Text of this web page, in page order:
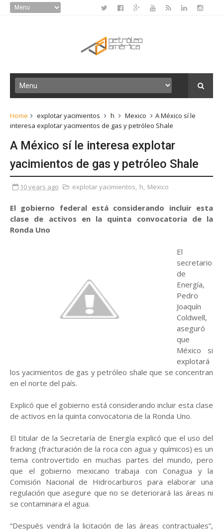
Home explotar yacimientos h Mexico
A México sí le
interesa explotar yacimientos de gas y petróleo Shale
A México sí le interesa explotar
yacimientos de gas y petróleo Shale
10 years ago explotar yacimientos, h, Mexico
El gobierno federal está considerando incluir esta
clase de activos en la quinta convocatoria de la
Ronda Uno
El
secretario
de
Energía,
Pedro
Joaquín
Coldwell,
aseguró
que
México si
explotará
los yacimientos de gas y petróleo shale que se concentran
en el norte del país.
Explicó que el gobierno está considerando incluir esta clase
de activos en la quinta convocatoria de la Ronda Uno.
El titular de la Secretaría de Energía explicó que el uso del
fracking (fracturación de la roca con agua y químicos) es un
tema controvertido en muchas partes del mundo, pero
que el gobierno mexicano trabaja con Conagua y la
Comisión Nacional de Hidrocarburos para elaborar una
regulación que asegure que no se deteriorará las áreas ni
se contaminara el agua.
“Después vendrá la licitación de las áreas contractuales”,